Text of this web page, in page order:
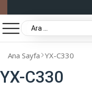
Ana Sayfa YX-C330
YX-C330